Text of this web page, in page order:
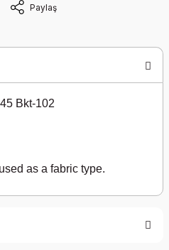
Paylaş
Bkt-102
as a fabric type.